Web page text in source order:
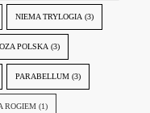
NIEMA TRYLOGIA (3)
POLSKA (3)
PARABELLUM (3)
ROGIEM (1)